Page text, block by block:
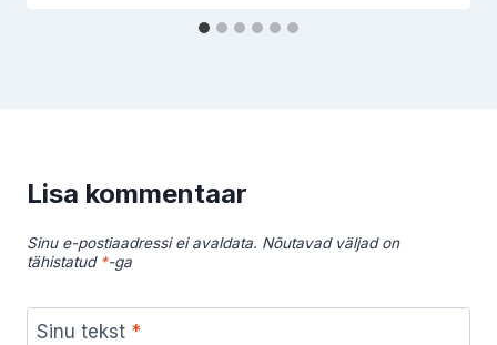
Lisa kommentaar
Sinu e-postiaadressi ei avaldata. Nõutavad väljad on
tähistatud *-ga
Sinu tekst *